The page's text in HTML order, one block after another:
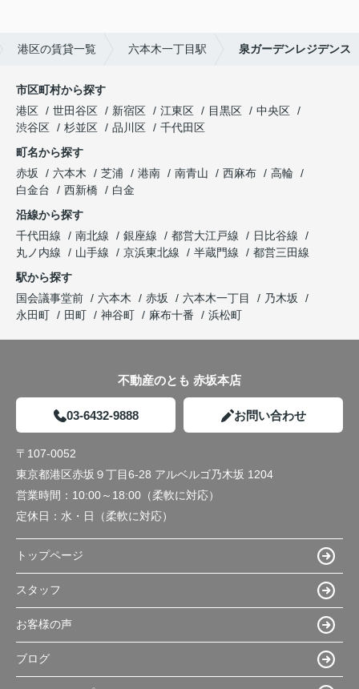
港区の賃貸一覧 六本木一丁目駅 泉ガーデンレジデンス
市区町村から探す
港区
世田谷区 新宿区 江東区 目黒区
中央区
渋谷区
杉並区 品川区
千代田区
町名から探す
赤坂
六本木 芝浦 港南 南青山 西麻布
高輪
白金台
西新橋
白金
沿線から探す
千代田線
南北線 銀座線 都営大江戸線
日比谷線
丸ノ内線
山手線 京浜東北線 半蔵門線
都営三田線
駅から探す
国会議事堂前
六本木 赤坂 六本木一丁目
乃木坂
永田町
田町 神谷町 麻布十番 浜松町
不動産のとも 赤坂本店
03-6432-9888 お問い合わせ
〒107-0052
東京都港区赤坂９丁目6-28 アルベルゴ乃木坂 1204
営業時間： 10:00～18:00（柔軟に対応）
定休日： 水・日（柔軟に対応）
トップページ
スタッフ
お客様の声
ブログ